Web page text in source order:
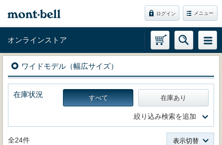
ログイン メニュー
オンラインストア
ワイドモデル（幅広サイズ）
在庫状況 すべて 在庫あり
絞り込み検索を追加
全24件 表示切替